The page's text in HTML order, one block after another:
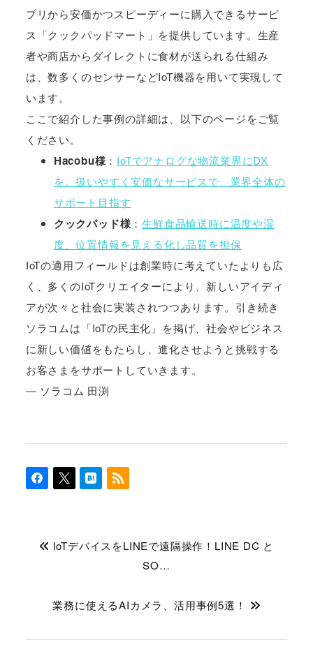
プリから安価かつスピーディーに購入できるサービ
ス「クックパッドマート」を提供しています。生産
者や商店からダイレクトに食材が送られる仕組み
は、数多くのセンサーなどIoT機器を用いて実現して
います。
ここで紹介した事例の詳細は、以下のページをご覧
ください。
Hacobu様： IoTでアナログな物流業界にDX
を。扱いやすく安価なサービスで、業界全体の
サポート目指す
クックパッド様：生鮮食品輸送時に温度や湿
度、位置情報を見える化し品質を担保
IoTの適用フィールドは創業時に考えていたよりも広
く、多くのIoTクリエイターにより、新しいアイディ
アが次々と社会に実装されつつあります。引き続き
ソラコムは「IoTの民主化」を掲げ、社会やビジネス
に新しい価値をもたらし、進化させようと挑戦する
お客さまをサポートしていきます。
― ソラコム 田渕
IoTデバイスをLINEで遠隔操作！LINE DC と
SO…
業務に使えるAIカメラ、活用事例5選！